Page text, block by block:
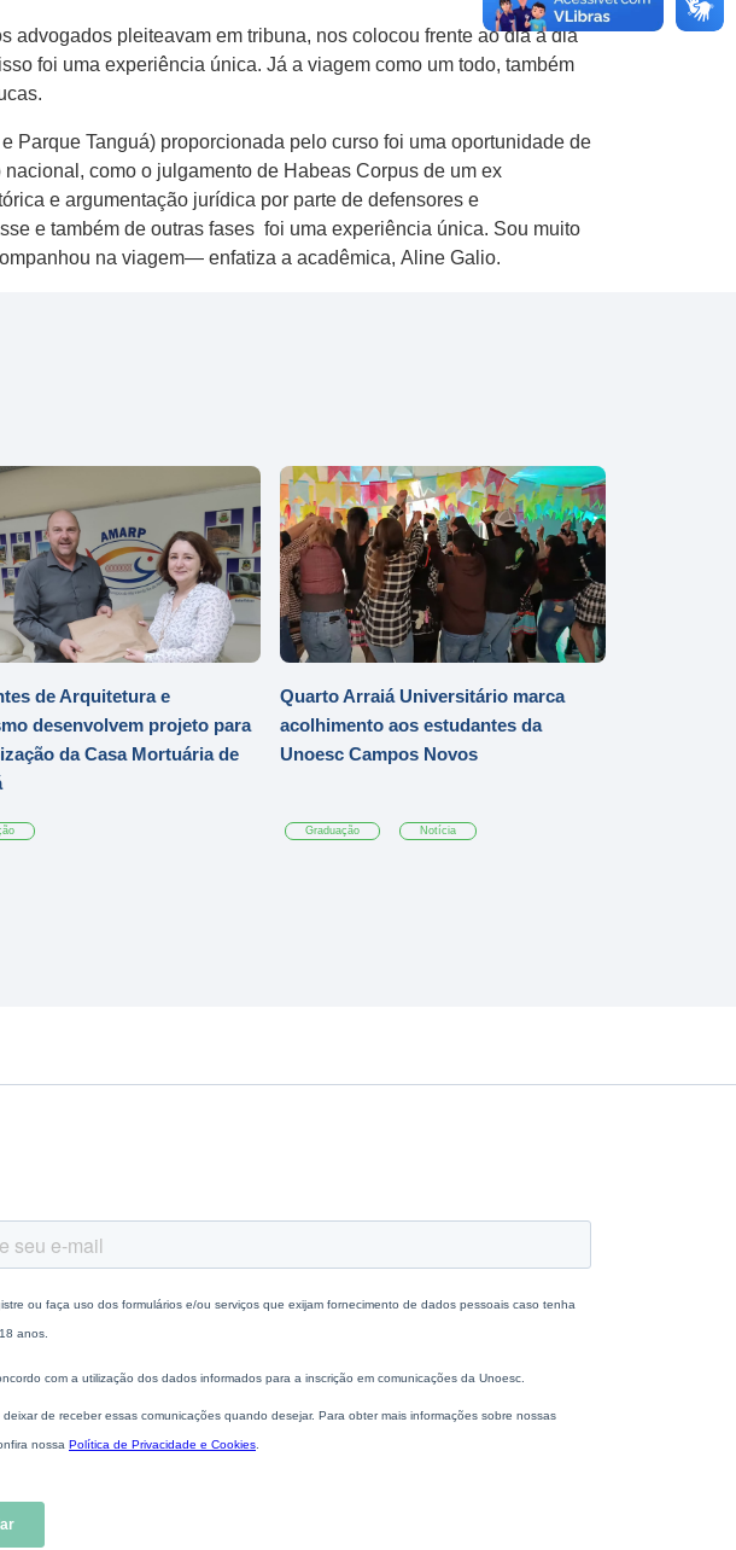
pleiteavam em tribuna, nos colocou frente ao dia a dia
foi uma experiência única. Já a viagem como um todo, também
Tanguá) proporcionada pelo curso foi uma oportunidade de
como o julgamento de Habeas Corpus de um ex
e argumentação jurídica por parte de defensores e
e também de outras fases foi uma experiência única. Sou muito
na viagem— enfatiza a acadêmica, Aline Galio.
de Arquitetura e
desenvolvem projeto para
da Casa Mortuária de
Quarto Arraiá Universitário marca
acolhimento aos estudantes da
Unoesc Campos Novos
Graduação Notícia